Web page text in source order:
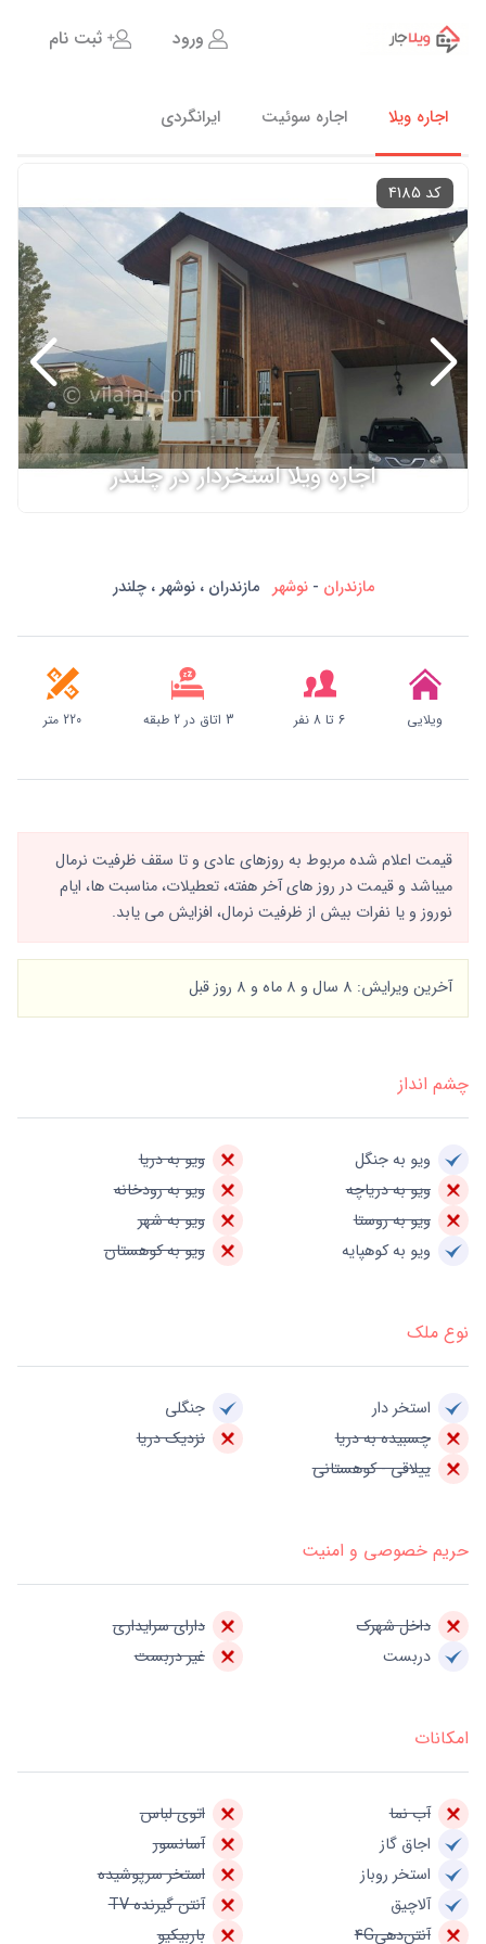
اجاره ویلا اجاره سوئیت ایرانگردی
ورود ثبت نام
اجاره ویلا استخردار در چلندر
کد 4185
مازندران- نوشهرمازندران ، نوشهر ، چلندر
ویلایی 6 تا 8 نفر 3 اتاق در 2 طبقه 220 متر
قیمت اعلام شده مربوط به روزهای عادی و تا سقف ظرفیت نرمال
میباشد و قیمت در روز های آخر هفته، تعطیلات، مناسبت ها، ایام
نوروز و یا نفرات بیش از ظرفیت نرمال، افزایش می یابد.
آخرین ویرایش: 8 سال و 8 ماه و 8 روز قبل
چشم انداز
ویو به جنگل
ویو به دریا
ویو به دریاچه
ویو به رودخانه
ویو به روستا
ویو به شهر
ویو به کوهپایه
ویو به کوهستان
نوع ملک
استخر دار
جنگلی
چسبیده به دریا
نزدیک دریا
ییلاقی - کوهستانی
حریم خصوصی و امنیت
داخل شهرک
دارای سرایداری
دربست
غیر دربست
امکانات
آب نما
اتوی لباس
اجاق گاز
آسانسور
استخر روباز
استخر سرپوشیده
آلاچیق
آنتن گیرنده TV
آنتن‌دهی4G
باربیکیو